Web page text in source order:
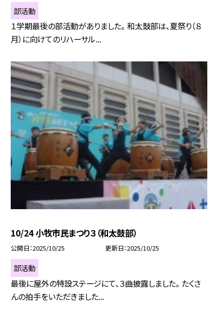
部活動
１学期最後の部活動がありました。 和太鼓部は、夏祭り（８
月）に向けてのリハーサル...
10/24 小牧市民まつり３（和太鼓部）
公開日 2025/10/25 更新日 2025/10/25
部活動
最後に屋外の特設ステージにて、３曲披露しました。 たくさ
んの拍手をいただきました...